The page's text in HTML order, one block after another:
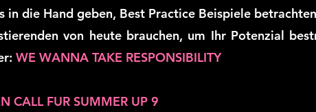
in die Hand geben, Best Practice Beispiele
von heute brauchen, um Ihr Potenzial
WE WANNA TAKE RESPONSIBILITY
CALL FUR SUMMER UP 9